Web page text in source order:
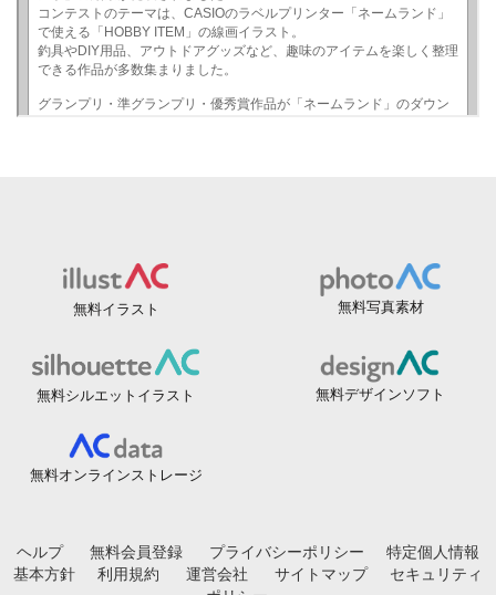
無料イラスト 無料写真素材
無料シルエットイラスト 無料デザインソフト
無料オンラインストレージ
ヘルプ 無料会員登録 プライバシーポリシー
特定個人情報
基本方針
利用規約 運営会社 サイトマップ
セキュリティ